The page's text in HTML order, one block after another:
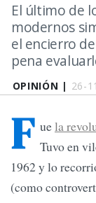
OPINIÓN | 26-
El último de
modernos
el encierro
pena
F uela
Tuvo en
1962 y lo
(como